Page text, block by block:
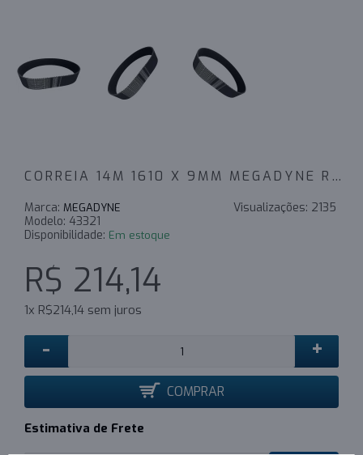
CORREIA 14M 1610 X 9MM MEGADYNE RPP - INDUSTRIAL
Visualizações: 2135
Marca: MEGADYNE
Modelo: 43321
Disponibilidade: Em estoque
R$ 214,14
1x R$214,14 sem juros
- +
COMPRAR
Estimativa de Frete